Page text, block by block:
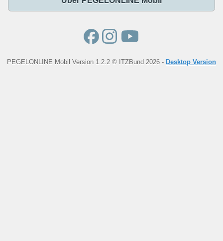
PEGELONLINE Mobil Version 1.2.2 © ITZBund 2026 - Desktop Version